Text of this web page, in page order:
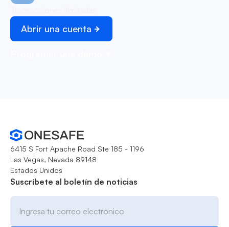
Abrir una cuenta
6415 S Fort Apache Road Ste 185 - 1196
Las Vegas, Nevada 89148
Estados Unidos
Suscríbete al boletín de noticias